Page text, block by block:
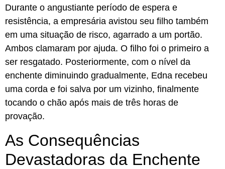
Durante o angustiante período de espera e
resistência, a empresária avistou seu filho também
em uma situação de risco, agarrado a um portão.
Ambos clamaram por ajuda. O filho foi o primeiro a
ser resgatado. Posteriormente, com o nível da
enchente diminuindo gradualmente, Edna recebeu
uma corda e foi salva por um vizinho, finalmente
tocando o chão após mais de três horas de
provação.
As Consequências
Devastadoras da Enchente